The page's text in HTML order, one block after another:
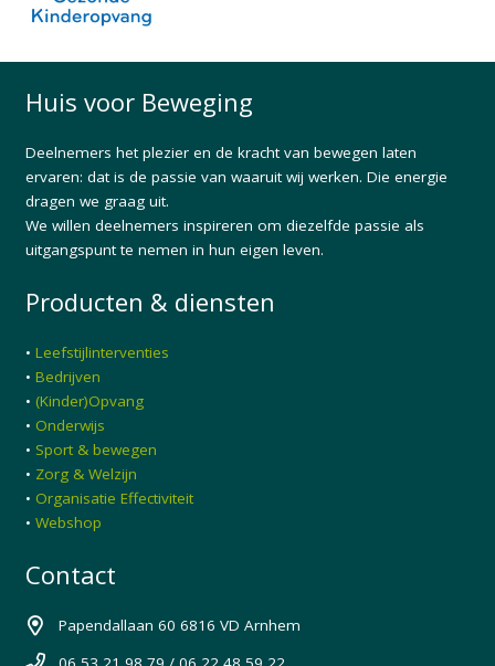
Huis voor Beweging
Deelnemers het plezier en de kracht van bewegen laten
ervaren: dat is de passie van waaruit wij werken. Die energie
dragen we graag uit.
We willen deelnemers inspireren om diezelfde passie als
uitgangspunt te nemen in hun eigen leven.
Producten & diensten
• Leefstijlinterventies
• Bedrijven
• (Kinder)Opvang
• Onderwijs
• Sport & bewegen
• Zorg & Welzijn
• Organisatie Effectiviteit
• Webshop
Contact
Papendallaan 60 6816 VD Arnhem